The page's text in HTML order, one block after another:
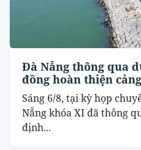
Đà Nẵng thông qua
đồng hoàn thiện
Sáng 6/8, tại kỳ họp
Nẵng khóa XI đã thông
định...